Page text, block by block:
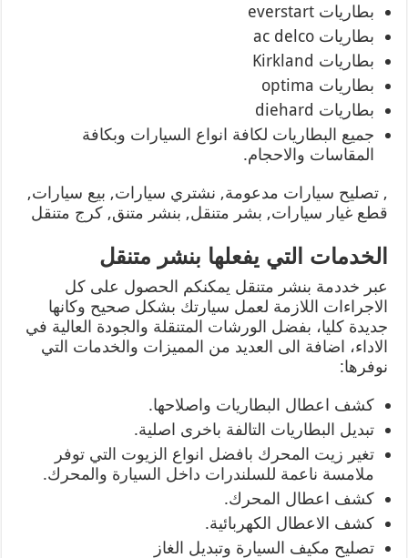
بطاريات everstart
بطاريات ac delco
بطاريات Kirkland
بطاريات optima
بطاريات diehard
جميع البطاريات لكافة انواع السيارات وبكافة
المقاسات والاحجام.
, تصليح سيارات مدعومة, نشتري سيارات, بيع سيارات,
قطع غيار سيارات, بشر متنقل, بنشر متنق, كرج متنقل
الخدمات التي يفعلها بنشر متنقل
عبر خددمة بنشر متنقل يمكنكم الحصول على كل
الاجراءات اللازمة لعمل سيارتك بشكل صحيح وكانها
جديدة كليا، بفضل الورشات المتنقلة والجودة العالية في
الاداء، اضافة الى العديد من المميزات والخدمات التي
نوفرها:
كشف اعطال البطاريات واصلاحها.
تبديل البطاريات التالفة باخرى اصلية.
تغير زيت المحرك بافضل انواع الزيوت التي توفر
ملامسة ناعمة للسلندرات داخل السيارة والمحرك.
كشف اعطال المحرك.
كشف الاعطال الكهربائية.
تصليح مكيف السيارة وتبديل الغاز